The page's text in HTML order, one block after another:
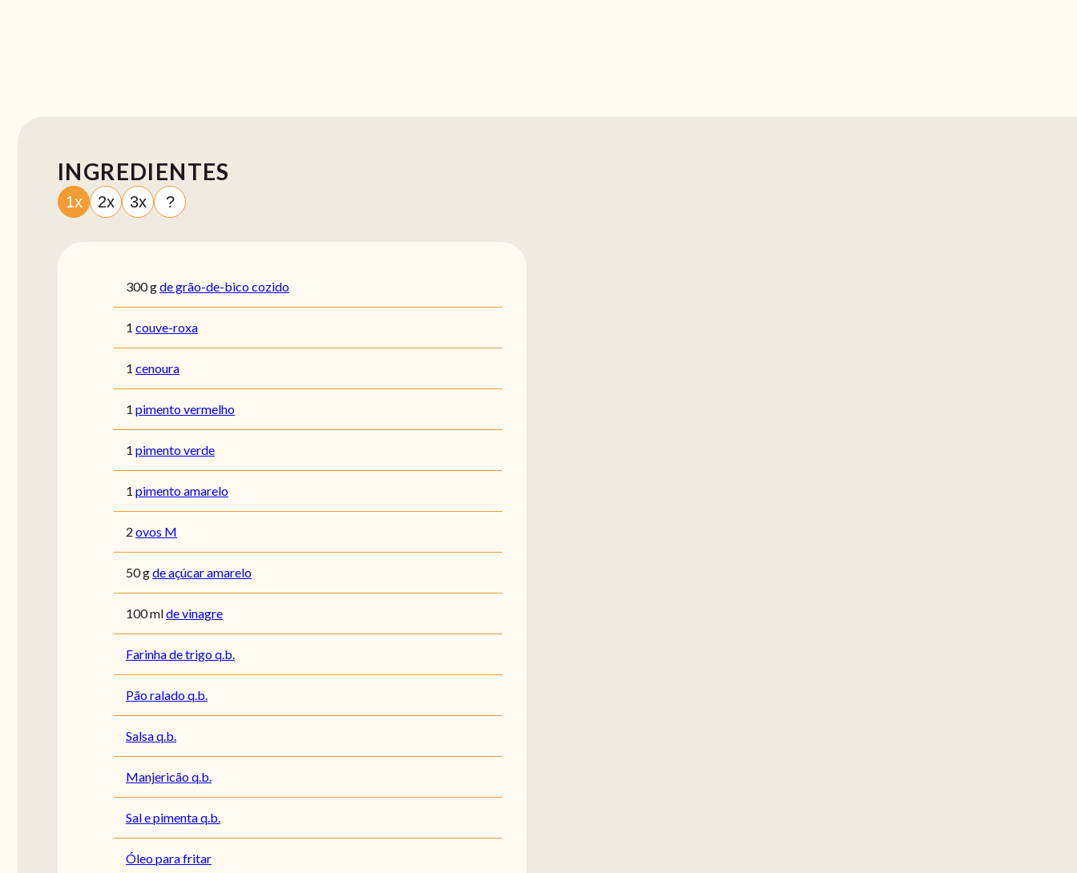
INGREDIENTES
1x 2x 3x ?
300gde grão-de-bico cozido
1 couve-roxa
1 cenoura
1 pimento vermelho
1 pimento verde
1 pimento amarelo
2 ovos M
50gde açúcar amarelo
100mlde vinagre
Farinha de trigo q.b.
Pão ralado q.b.
Salsa q.b.
Manjericão q.b.
Sal e pimenta q.b.
Óleo para fritar